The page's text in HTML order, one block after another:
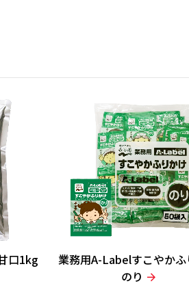
口1kg
業務用A-Labelすこやかふ
のり